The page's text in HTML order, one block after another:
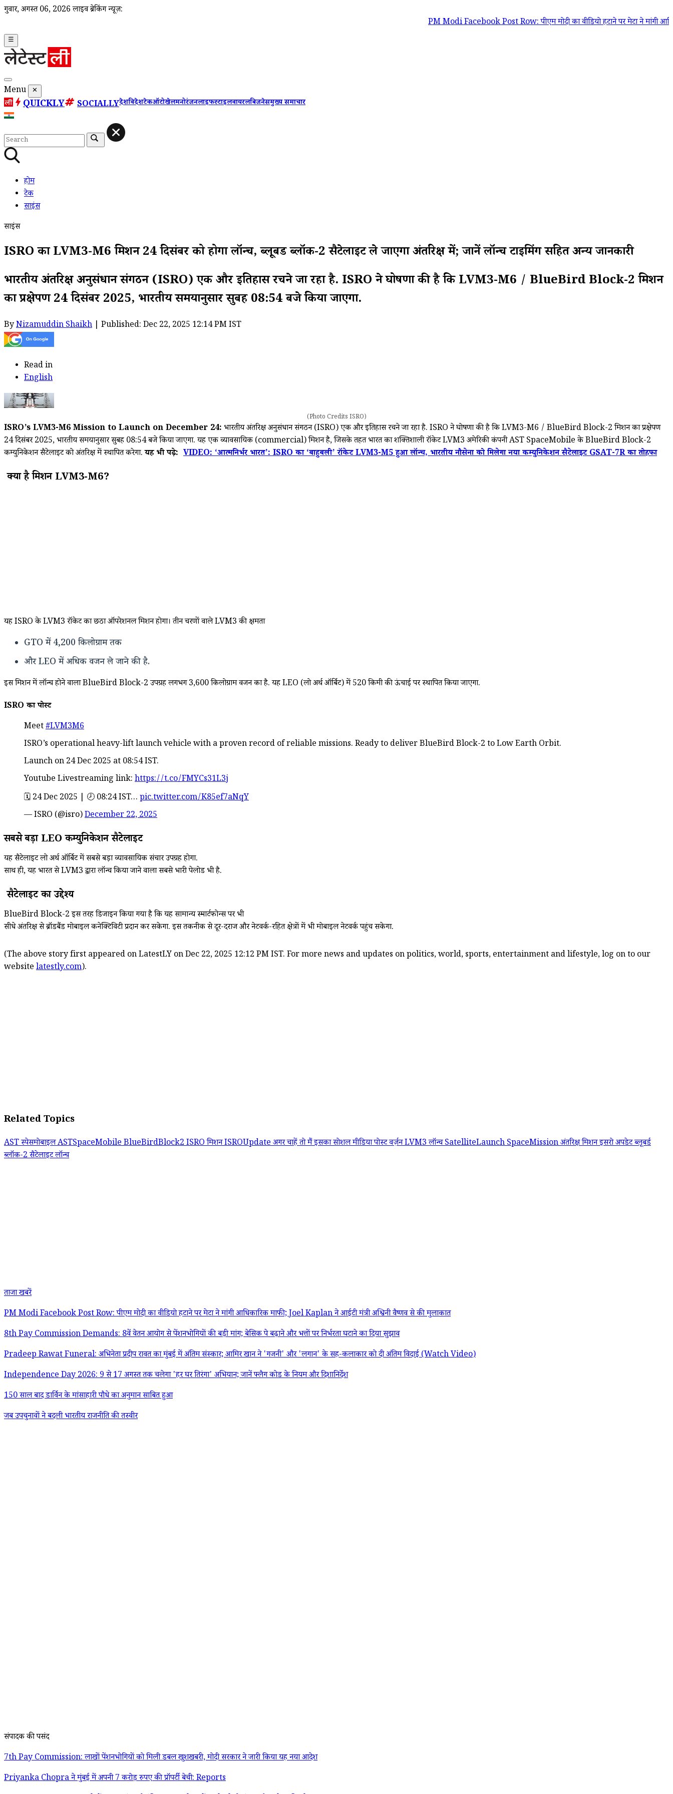
गुरूवार, अगस्त 06, 2026 लाइव ब्रेकिंग न्यूज़:
PM Modi Facebook Post Row: पीएम मोदी का वीडियो हटाने पर मेटा ने मांगी आधिकारिक
☰
Menu ✕
QUICKLY SOCIALLYदेशविदेशटेकऑटोखेलमनोरंजनलाइफस्टाइलवायरलबिजनेसमुख्य समाचार
होम
टेक
साइंस
साइंस
ISRO का LVM3-M6 मिशन 24 दिसंबर को होगा लॉन्च, ब्लूबर्ड ब्लॉक-2 सैटेलाइट ले जाएगा अंतरिक्ष में; जानें लॉन्च टाइमिंग सहित अन्य जानकारी
भारतीय अंतरिक्ष अनुसंधान संगठन (ISRO) एक और इतिहास रचने जा रहा है. ISRO ने घोषणा की है कि LVM3-M6 / BlueBird Block-2 मिशन
का प्रक्षेपण 24 दिसंबर 2025, भारतीय समयानुसार सुबह 08:54 बजे किया जाएगा.
ByNizamuddin Shaikh | Published: Dec 22, 2025 12:14 PM IST
Read in
English
(Photo Credits ISRO)
ISRO’s LVM3-M6 Mission to Launch on December 24: भारतीय अंतरिक्ष अनुसंधान संगठन (ISRO) एक और इतिहास रचने जा रहा है. ISRO ने घोषणा की है कि LVM3-M6 / BlueBird Block-2 मिशन का प्रक्षेपण
24 दिसंबर 2025, भारतीय समयानुसार सुबह 08:54 बजे किया जाएगा. यह एक व्यावसायिक (commercial) मिशन है, जिसके तहत भारत का शक्तिशाली रॉकेट LVM3 अमेरिकी कंपनी AST SpaceMobile के BlueBird Block-2
कम्युनिकेशन सैटेलाइट को अंतरिक्ष में स्थापित करेगा.यह भी पढ़े: VIDEO: ‘आत्मनिर्भर भारत’: ISRO का ‘बाहुबली’ रॉकेट LVM3-M5 हुआ लॉन्च, भारतीय नौसेना को मिलेगा नया कम्युनिकेशन सैटेलाइट GSAT-7R का तोहफा
क्या है मिशन LVM3-M6?
यह ISRO के LVM3 रॉकेट का छठा ऑपरेशनल मिशन होगा। तीन चरणों वाले LVM3 की क्षमता
GTO में 4,200 किलोग्राम तक
और LEO में अधिक वजन ले जाने की है.
इस मिशन में लॉन्च होने वाला BlueBird Block-2 उपग्रह लगभग 3,600 किलोग्राम वजन का है. यह LEO (लो अर्थ ऑर्बिट) में 520 किमी की ऊंचाई पर स्थापित किया जाएगा.
ISRO का पोस्ट
Meet#LVM3M6
ISRO’s operational heavy-lift launch vehicle with a proven record of reliable missions. Ready to deliver BlueBird Block-2 to Low Earth Orbit.
Launch on 24 Dec 2025 at 08:54 IST.
Youtube Livestreaming link: https://t.co/FMYCs31L3j
🗓️ 24 Dec 2025 | 🕗 08:24 IST… pic.twitter.com/K85ef7aNqY
— ISRO (@isro)December 22, 2025
सबसे बड़ा LEO कम्युनिकेशन सैटेलाइट
यह सैटेलाइट लो अर्थ ऑर्बिट में सबसे बड़ा व्यावसायिक संचार उपग्रह होगा.
साथ ही, यह भारत से LVM3 द्वारा लॉन्च किया जाने वाला सबसे भारी पेलोड भी है.
सैटेलाइट का उद्देश्य
BlueBird Block-2 इस तरह डिजाइन किया गया है कि यह सामान्य स्मार्टफोन्स पर भी
सीधे अंतरिक्ष से ब्रॉडबैंड मोबाइल कनेक्टिविटी प्रदान कर सकेगा. इस तकनीक से दूर-दराज और नेटवर्क-रहित क्षेत्रों में भी मोबाइल नेटवर्क पहुंच सकेगा.
(The above story first appeared on LatestLY on Dec 22, 2025 12:12 PM IST. For more news and updates on politics, world, sports, entertainment and lifestyle, log on to our
website latestly.com).
Related Topics
AST स्पेसमोबाइलASTSpaceMobileBlueBirdBlock2ISRO मिशनISROUpdate अगर चाहें तो मैं इसका सोशल मीडिया पोस्ट वर्ज़नLVM3 लॉन्चSatelliteLaunchSpaceMissionअंतरिक्ष मिशनइसरो अपडेटब्लूबर्ड
ब्लॉक-2सैटेलाइट लॉन्च
ताजा खबरें
PM Modi Facebook Post Row: पीएम मोदी का वीडियो हटाने पर मेटा ने मांगी आधिकारिक माफी; Joel Kaplan ने आईटी मंत्री अश्विनी वैष्णव से की मुलाकात
8th Pay Commission Demands: 8वें वेतन आयोग से पेंशनभोगियों की बड़ी मांग; बेसिक पे बढ़ाने और भत्तों पर निर्भरता घटाने का दिया सुझाव
Pradeep Rawat Funeral: अभिनेता प्रदीप रावत का मुंबई में अंतिम संस्कार; आमिर खान ने 'गजनी' और 'लगान' के सह-कलाकार को दी अंतिम विदाई (Watch Video)
Independence Day 2026: 9 से 17 अगस्त तक चलेगा 'हर घर तिरंगा' अभियान; जानें फ्लैग कोड के नियम और दिशानिर्देश
150 साल बाद डार्विन के मांसाहारी पौधे का अनुमान साबित हुआ
जब उपचुनावों ने बदली भारतीय राजनीति की तस्वीर
संपादक की पसंद
7th Pay Commission: लाखों पेंशनभोगियों को मिली डबल खुशखबरी, मोदी सरकार ने जारी किया यह नया आदेश
Priyanka Chopra ने मुंबई में अपनी 7 करोड़ रुपए की प्रॉपर्टी बेची: Reports